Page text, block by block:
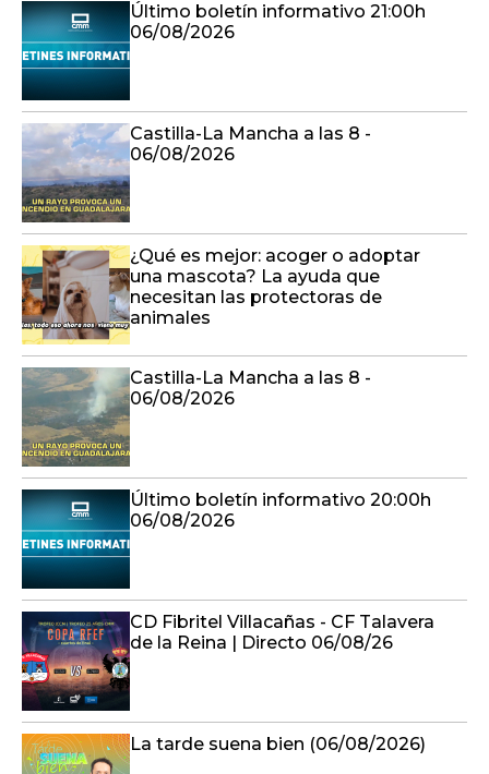
Último boletín informativo 21:00h
06/08/2026
Castilla-La Mancha a las 8 -
06/08/2026
¿Qué es mejor: acoger o adoptar
una mascota? La ayuda que
necesitan las protectoras de
animales
Castilla-La Mancha a las 8 -
06/08/2026
Último boletín informativo 20:00h
06/08/2026
CD Fibritel Villacañas - CF Talavera
de la Reina | Directo 06/08/26
La tarde suena bien (06/08/2026)